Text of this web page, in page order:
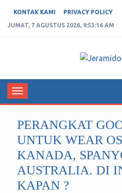
KONTAK KAMI PRIVACY POLICY
JUMAT, 7 AGUSTUS 2026, 9:53:16 AM
JERAMIDOTINFO
Toggle
navigation
PERANGKAT
UNTUK WEAR
KANADA,
AUSTRALIA. DI
KAPAN ?